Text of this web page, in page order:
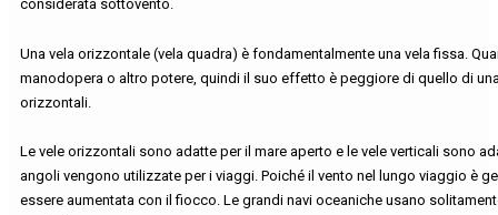
considerata sottovento.
Una vela orizzontale (vela quadra) è fondamentalmente una vela fissa.
manodopera o altro potere, quindi il suo effetto è peggiore di quello di
orizzontali.
Le vele orizzontali sono adatte per il mare aperto e le vele verticali sono
angoli vengono utilizzate per i viaggi. Poiché il vento nel lungo viaggio è
essere aumentata con il fiocco. Le grandi navi oceaniche usano